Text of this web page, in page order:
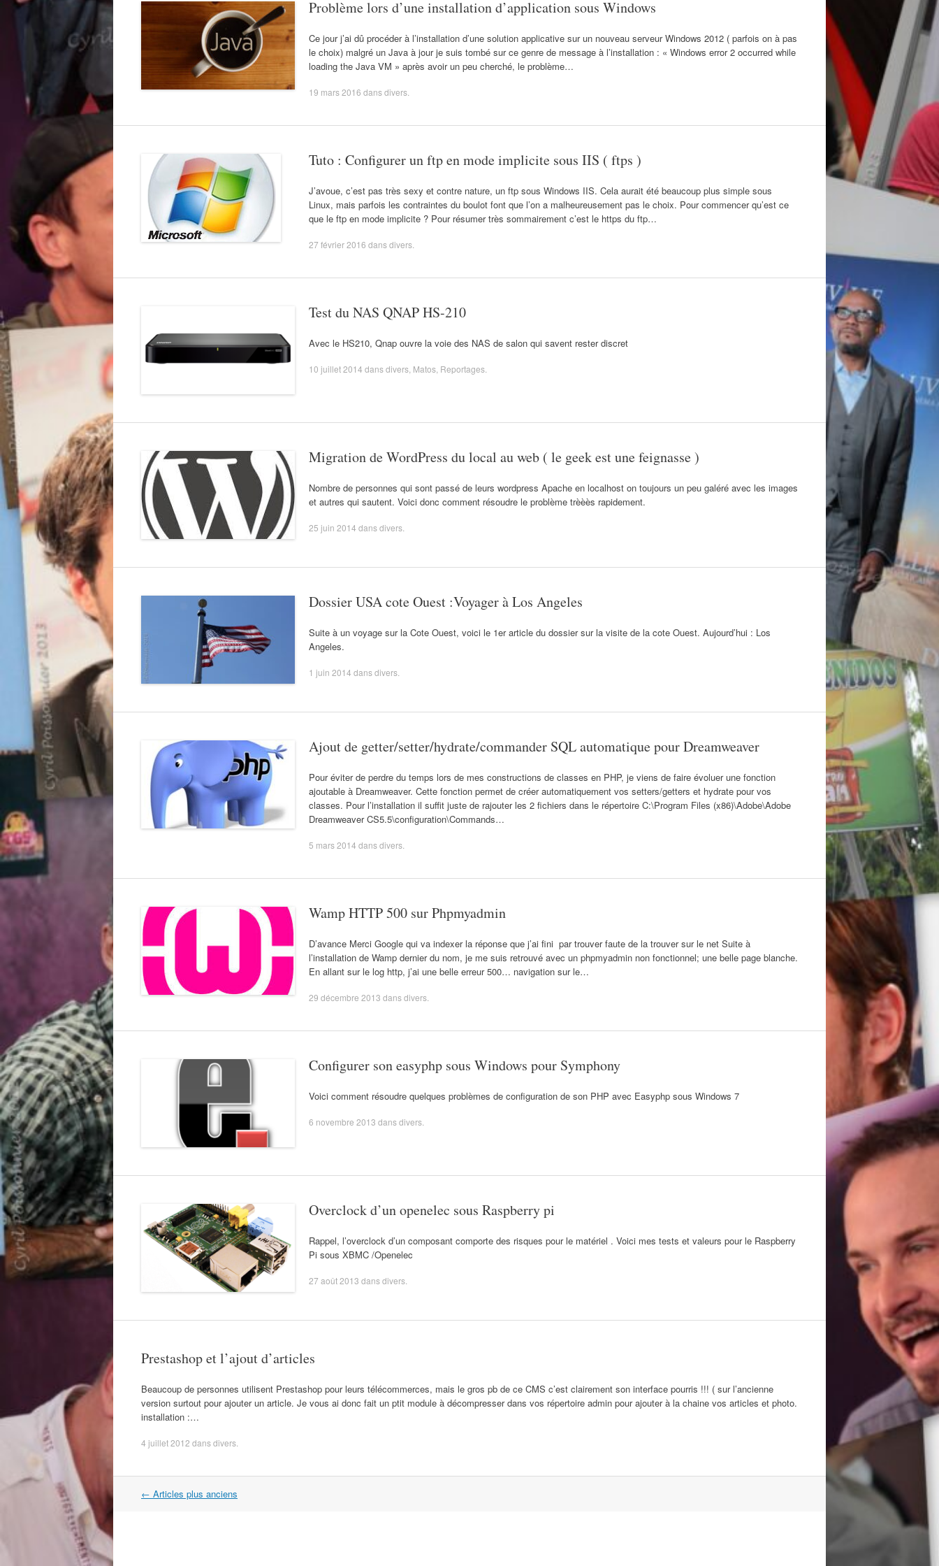
Problème lors d’une installation d’application sous Windows
Ce jour j’ai dû procéder à l’installation d’une solution applicative sur un nouveau serveur Windows 2012 ( parfois on à pas
le choix) malgré un Java à jour je suis tombé sur ce genre de message à l’installation : « Windows error 2 occurred while
loading the Java VM » après avoir un peu cherché, le problème…
19 mars 2016 dansdivers
Tuto : Configurer un ftp en mode implicite sous IIS ( ftps )
J’avoue, c’est pas très sexy et contre nature, un ftp sous Windows IIS. Cela aurait été beaucoup plus simple sous
Linux, mais parfois les contraintes du boulot font que l’on a malheureusement pas le choix. Pour commencer qu’est ce
que le ftp en mode implicite ? Pour résumer très sommairement c’est le https du ftp…
27 février 2016 dansdivers
Test du NAS QNAP HS-210
Avec le HS210, Qnap ouvre la voie des NAS de salon qui savent rester discret
10 juillet 2014 dansdivers Matos Reportages
Migration de WordPress du local au web ( le geek est une feignasse )
Nombre de personnes qui sont passé de leurs wordpress Apache en localhost on toujours un peu galéré avec les images
et autres qui sautent. Voici donc comment résoudre le problème trèèès rapidement.
25 juin 2014 dansdivers
Dossier USA cote Ouest :Voyager à Los Angeles
Suite à un voyage sur la Cote Ouest, voici le 1er article du dossier sur la visite de la cote Ouest. Aujourd’hui : Los
Angeles.
1 juin 2014 dansdivers
Ajout de getter/setter/hydrate/commander SQL automatique pour Dreamweaver
Pour éviter de perdre du temps lors de mes constructions de classes en PHP, je viens de faire évoluer une fonction
ajoutable à Dreamweaver. Cette fonction permet de créer automatiquement vos setters/getters et hydrate pour vos
classes. Pour l’installation il suffit juste de rajouter les 2 fichiers dans le répertoire C:\Program Files (x86)\Adobe\Adobe
Dreamweaver CS5.5\configuration\Commands…
5 mars 2014 dansdivers
Wamp HTTP 500 sur Phpmyadmin
D’avance Merci Google qui va indexer la réponse que j’ai fini par trouver faute de la trouver sur le net Suite à
l’installation de Wamp dernier du nom, je me suis retrouvé avec un phpmyadmin non fonctionnel; une belle page blanche.
En allant sur le log http, j’ai une belle erreur 500… navigation sur le…
29 décembre 2013 dansdivers
Configurer son easyphp sous Windows pour Symphony
Voici comment résoudre quelques problèmes de configuration de son PHP avec Easyphp sous Windows 7
6 novembre 2013 dansdivers
Overclock d’un openelec sous Raspberry pi
Rappel, l’overclock d’un composant comporte des risques pour le matériel . Voici mes tests et valeurs pour le Raspberry
Pi sous XBMC /Openelec
27 août 2013 dansdivers
Prestashop et l’ajout d’articles
Beaucoup de personnes utilisent Prestashop pour leurs télécommerces, mais le gros pb de ce CMS c’est clairement son interface pourris !!! ( sur l’ancienne
version surtout pour ajouter un article. Je vous ai donc fait un ptit module à décompresser dans vos répertoire admin pour ajouter à la chaine vos articles et photo.
installation :…
4 juillet 2012 dansdivers
Navigation
← Articles plus anciens